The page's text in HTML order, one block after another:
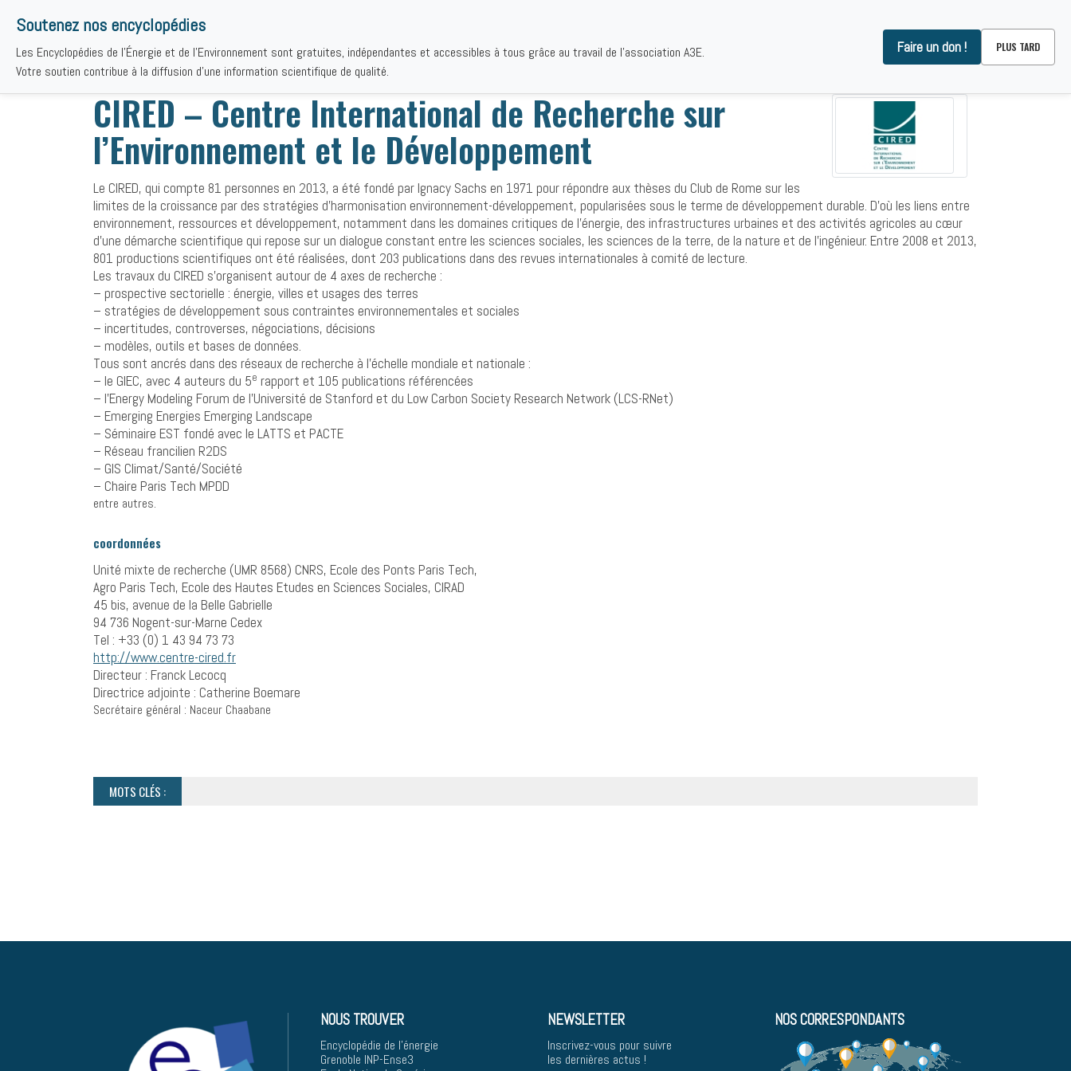
THÉMATIQUES AUTEURS INSTITUTIONS BIBLIOGRAPHIES QUI SOMMES-NOUS ?
CIRED – Centre International de Recherche sur
l’Environnement et le Développement
Le CIRED, qui compte 81 personnes en 2013, a été fondé par Ignacy Sachs en 1971 pour répondre aux thèses du Club de Rome sur les
limites de la croissance par des stratégies d’harmonisation environnement-développement, popularisées sous le terme de développement durable. D’où les liens entre
environnement, ressources et développement, notamment dans les domaines critiques de l’énergie, des infrastructures urbaines et des activités agricoles au cœur
d’une démarche scientifique qui repose sur un dialogue constant entre les sciences sociales, les sciences de la terre, de la nature et de l’ingénieur. Entre 2008 et 2013,
801 productions scientifiques ont été réalisées, dont 203 publications dans des revues internationales à comité de lecture.
Les travaux du CIRED s’organisent autour de 4 axes de recherche :
– prospective sectorielle : énergie, villes et usages des terres
– stratégies de développement sous contraintes environnementales et sociales
– incertitudes, controverses, négociations, décisions
– modèles, outils et bases de données.
Tous sont ancrés dans des réseaux de recherche à l’échelle mondiale et nationale :
– le GIEC, avec 4 auteurs du 5e rapport et 105 publications référencées
– l’Energy Modeling Forum de l’Université de Stanford et du Low Carbon Society Research Network (LCS-RNet)
– Emerging Energies Emerging Landscape
– Séminaire EST fondé avec le LATTS et PACTE
– Réseau francilien R2DS
– GIS Climat/Santé/Société
– Chaire Paris Tech MPDD
entre autres.
coordonnées
Unité mixte de recherche (UMR 8568) CNRS, Ecole des Ponts Paris Tech,
Agro Paris Tech, Ecole des Hautes Etudes en Sciences Sociales, CIRAD
45 bis, avenue de la Belle Gabrielle
94 736 Nogent-sur-Marne Cedex
Tel : +33 (0) 1 43 94 73 73
http://www.centre-cired.fr
Directeur : Franck Lecocq
Directrice adjointe : Catherine Boemare
Secrétaire général : Naceur Chaabane
MOTS CLÉS :
NOUS TROUVER
Encyclopédie de l'énergie
Grenoble INP-Ense3
NEWSLETTER
Inscrivez-vous pour suivre
les dernières actus !
NOS CORRESPONDANTS
Soutenez nos encyclopédies
Les Encyclopédies de l'Énergie et de l'Environnement sont gratuites, indépendantes et accessibles à tous grâce au travail de l'association A3E.
Votre soutien contribue à la diffusion d'une information scientifique de qualité.
Faire un don ! PLUS TARD